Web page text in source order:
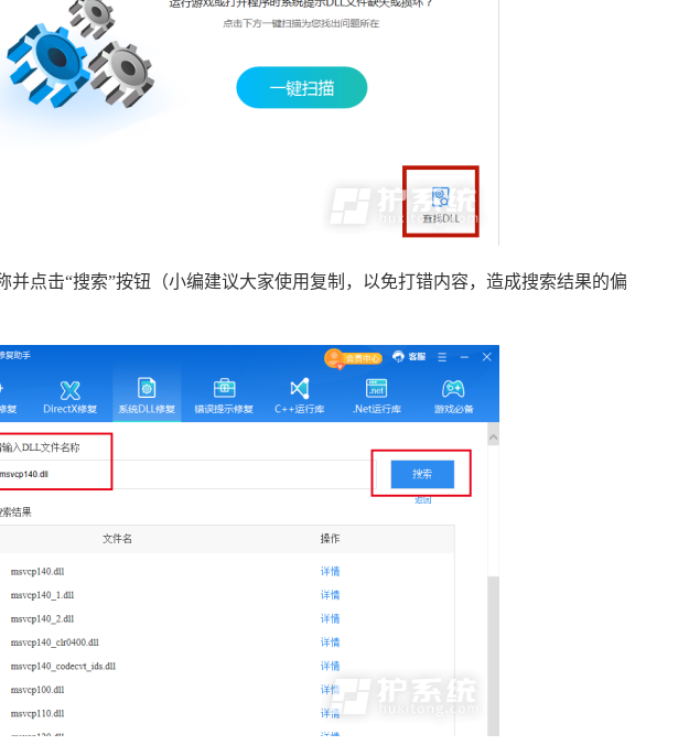
并点击“搜索”按钮（小编建议大家使用复制，以免打错内容，造成搜索结果的偏